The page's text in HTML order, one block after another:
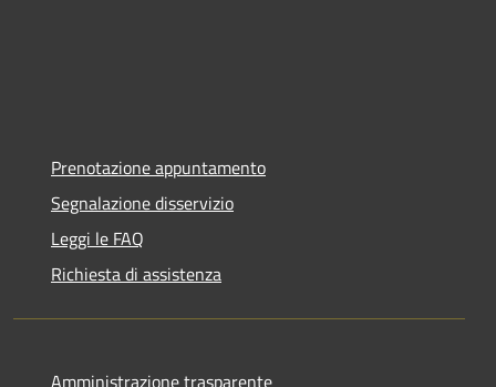
Prenotazione appuntamento
Segnalazione disservizio
Leggi le FAQ
Richiesta di assistenza
Amministrazione trasparente